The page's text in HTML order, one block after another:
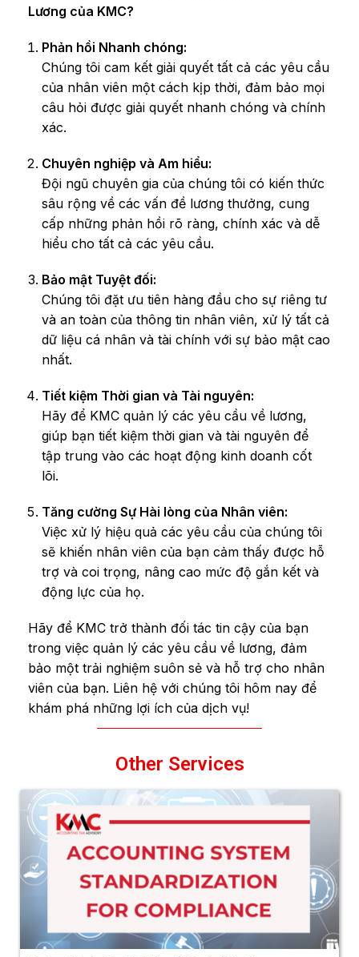
Lương của KMC?
Phản hồi Nhanh chóng:
Chúng tôi cam kết giải quyết tất cả các yêu cầu
của nhân viên một cách kịp thời, đảm bảo mọi
câu hỏi được giải quyết nhanh chóng và chính
xác.
Chuyên nghiệp và Am hiểu:
Đội ngũ chuyên gia của chúng tôi có kiến thức
sâu rộng về các vấn đề lương thưởng, cung
cấp những phản hồi rõ ràng, chính xác và dễ
hiểu cho tất cả các yêu cầu.
Bảo mật Tuyệt đối:
Chúng tôi đặt ưu tiên hàng đầu cho sự riêng tư
và an toàn của thông tin nhân viên, xử lý tất cả
dữ liệu cá nhân và tài chính với sự bảo mật cao
nhất.
Tiết kiệm Thời gian và Tài nguyên:
Hãy để KMC quản lý các yêu cầu về lương,
giúp bạn tiết kiệm thời gian và tài nguyên để
tập trung vào các hoạt động kinh doanh cốt
lõi.
Tăng cường Sự Hài lòng của Nhân viên:
Việc xử lý hiệu quả các yêu cầu của chúng tôi
sẽ khiến nhân viên của bạn cảm thấy được hỗ
trợ và coi trọng, nâng cao mức độ gắn kết và
động lực của họ.
Hãy để KMC trở thành đối tác tin cậy của bạn
trong việc quản lý các yêu cầu về lương, đảm
bảo một trải nghiệm suôn sẻ và hỗ trợ cho nhân
viên của bạn. Liên hệ với chúng tôi hôm nay để
khám phá những lợi ích của dịch vụ!
Other Services